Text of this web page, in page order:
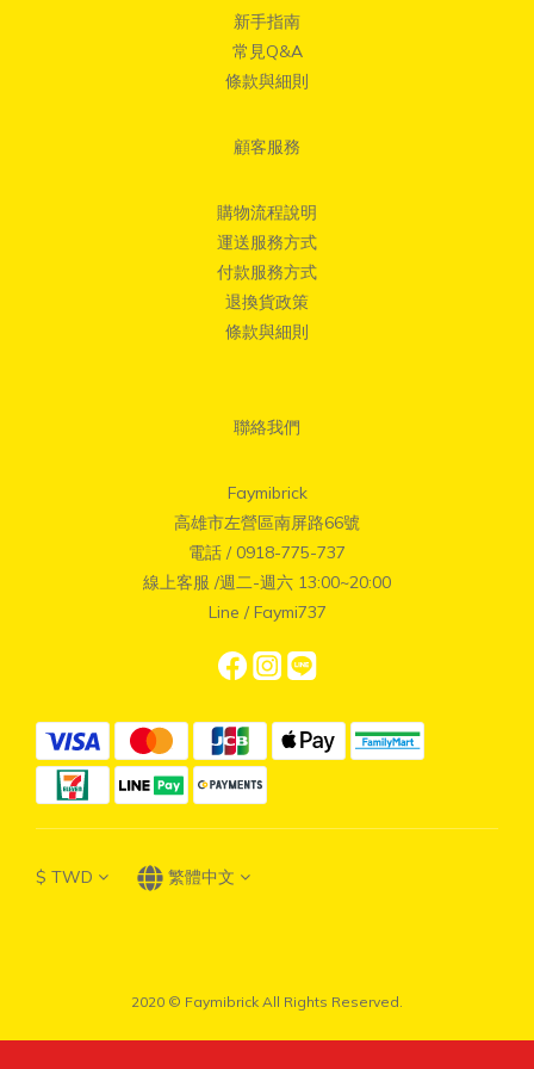
新手指南
常見Q&A
條款與細則
顧客服務
購物流程說明
運送服務方式
付款服務方式
退換貨政策
條款與細則
聯絡我們
Faymibrick
高雄市左營區南屏路66號
電話 / 0918-775-737
線上客服 /週二-週六 13:00~20:00
Line / Faymi737
$ TWD 繁體中文
2020 © Faymibrick All Rights Reserved.